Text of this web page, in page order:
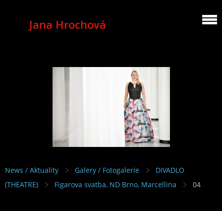
Jana Hrochová
MEZZOSOPRANO
News / Aktuality Galery / Fotogalerie
DIVADLO
(THEATRE)
Figarova svatba, ND Brno, Marcellina 04